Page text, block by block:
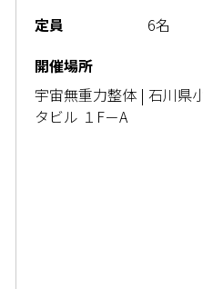
定員
6名
開催場所
宇宙無重力整体 | 石川県
タビル １F－A